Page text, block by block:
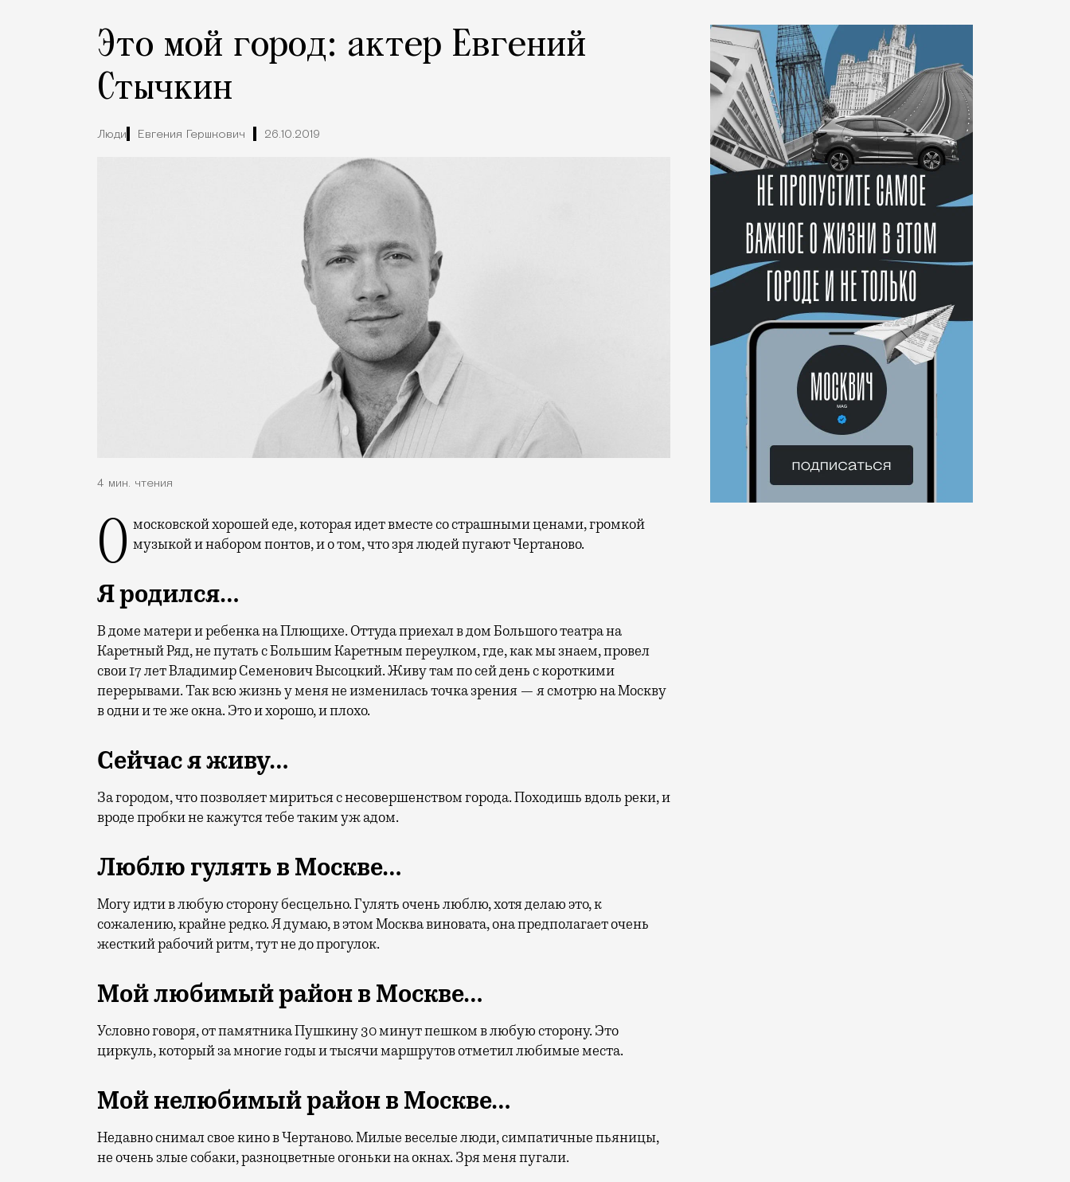
Это мой город: актер Евгений
Стычкин
Люди Евгения Гершкович 26.10.2019
4 мин. чтения
О московской хорошей еде, которая идет вместе со страшными ценами, громкой музыкой и набором понтов, и о том, что зря людей пугают Чертаново.
Я родился…
В доме матери и ребенка на Плющихе. Оттуда приехал в дом Большого театра на
Каретный Ряд, не путать с Большим Каретным переулком, где, как мы знаем, провел
свои 17 лет Владимир Семенович Высоцкий. Живу там по сей день с короткими
перерывами. Так всю жизнь у меня не изменилась точка зрения — я смотрю на Москву
в одни и те же окна. Это и хорошо, и плохо.
Сейчас я живу…
За городом, что позволяет мириться с несовершенством города. Походишь вдоль реки, и
вроде пробки не кажутся тебе таким уж адом.
Люблю гулять в Москве…
Могу идти в любую сторону бесцельно. Гулять очень люблю, хотя делаю это, к
сожалению, крайне редко. Я думаю, в этом Москва виновата, она предполагает очень
жесткий рабочий ритм, тут не до прогулок.
Мой любимый район в Москве…
Условно говоря, от памятника Пушкину 30 минут пешком в любую сторону. Это
циркуль, который за многие годы и тысячи маршрутов отметил любимые места.
Мой нелюбимый район в Москве…
Недавно снимал свое кино в Чертаново. Милые веселые люди, симпатичные пьяницы,
не очень злые собаки, разноцветные огоньки на окнах. Зря меня пугали.